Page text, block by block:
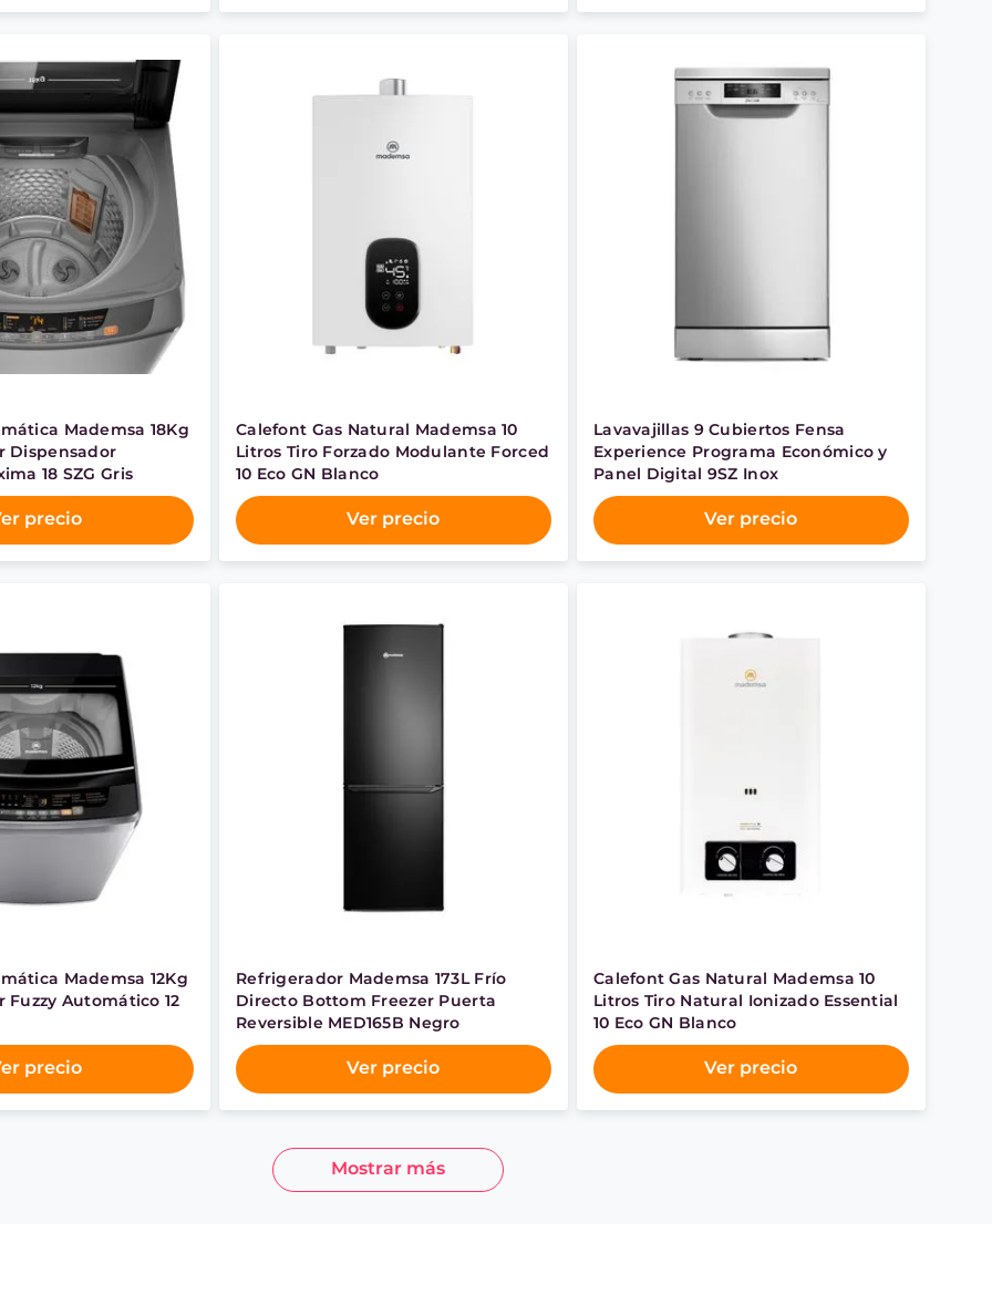
Mademsa 18Kg
Dispensador
18 SZG Gris
precio
Calefont Gas Natural Mademsa 10
Litros Tiro Forzado Modulante Forced
10 Eco GN Blanco
Ver precio
Lavavajillas 9 Cubiertos Fensa
Experience Programa Económico y
Panel Digital 9SZ Inox
Ver precio
Mademsa 12Kg
Fuzzy Automático 12
precio
Refrigerador Mademsa 173L Frío
Directo Bottom Freezer Puerta
Reversible MED165B Negro
Ver precio
Calefont Gas Natural Mademsa 10
Litros Tiro Natural Ionizado Essential
10 Eco GN Blanco
Ver precio
Mostrar más